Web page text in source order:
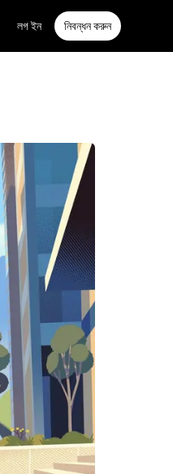
লগ ইন নিবন্ধন করুন